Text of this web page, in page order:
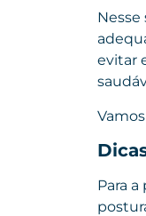
evitar
Para